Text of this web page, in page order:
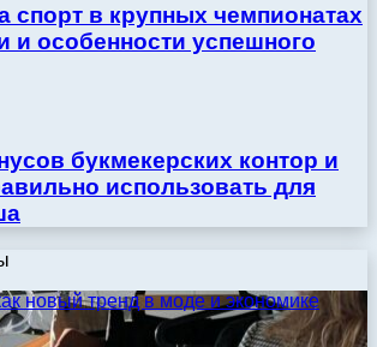
спорт в крупных чемпионатах
и особенности успешного
букмекерских контор и
использовать для
новый тренд в моде и экономике